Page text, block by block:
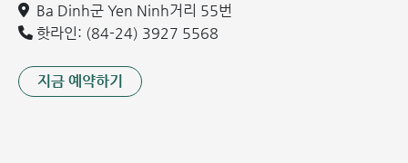
Ba Dinh군 Yen Ninh거리 55번
핫라인: (84-24) 3927 5568
지금 예약하기